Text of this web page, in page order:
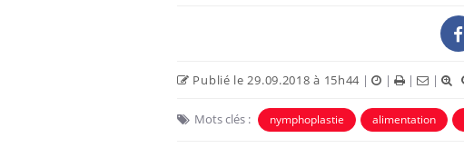
Publié le 29.09.2018 à 15h44 | | | |
Mots clés : nymphoplastie alimentation